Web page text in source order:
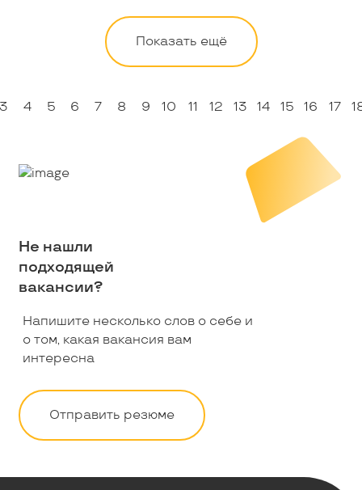
Показать ещё
3 4 5 6 7 8 9 10 11 12 13 14 15 16 17
Не нашли
подходящей
вакансии?
Напишите несколько слов о себе и
о том, какая вакансия вам
интересна
Отправить резюме